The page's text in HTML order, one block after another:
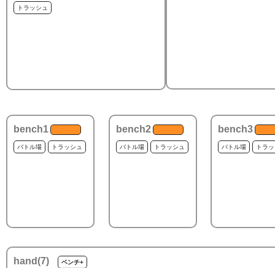
トラッシュ
bench1
バトル場 トラッシュ
bench2
バトル場 トラッシュ
bench3
バトル場 トラ
hand(7) ベンチ+